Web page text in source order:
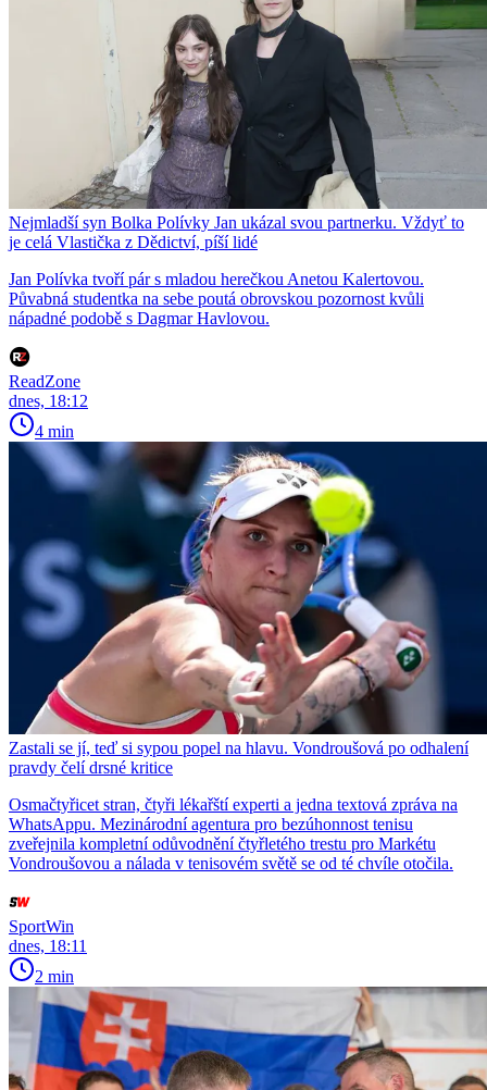
Nejmladší syn Bolka Polívky Jan ukázal svou partnerku. Vždyť to
je celá Vlastička z Dědictví, píší lidé
Jan Polívka tvoří pár s mladou herečkou Anetou Kalertovou.
Půvabná studentka na sebe poutá obrovskou pozornost kvůli
nápadné podobě s Dagmar Havlovou.
ReadZone
dnes, 18:12
4 min
Zastali se jí, teď si sypou popel na hlavu. Vondroušová po odhalení
pravdy čelí drsné kritice
Osmačtyřicet stran, čtyři lékařští experti a jedna textová zpráva na
WhatsAppu. Mezinárodní agentura pro bezúhonnost tenisu
zveřejnila kompletní odůvodnění čtyřletého trestu pro Markétu
Vondroušovou a nálada v tenisovém světě se od té chvíle otočila.
SportWin
dnes, 18:11
2 min